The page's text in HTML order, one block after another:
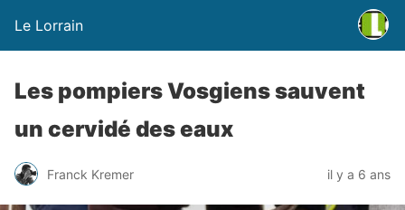
Le Lorrain
Les pompiers Vosgiens sauvent
un cervidé des eaux
Franck Kremer il y a 6 ans